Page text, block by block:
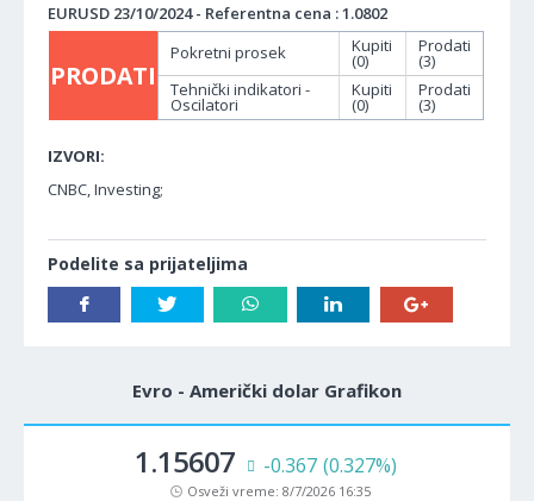
EURUSD 23/10/2024 - Referentna cena : 1.0802
PRODATI
Pokretni prosek Kupiti
(0)
Prodati
(3)
Tehnički indikatori -
Oscilatori
Kupiti
(0)
Prodati
(3)
IZVORI:
CNBC, Investing;
Podelite sa prijateljima
Evro - Američki dolar Grafikon
1.15607 -0.367 (0.327%)
Osveži vreme: 8/7/2026 16:35